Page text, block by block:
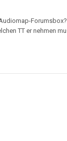
TT er nehmen